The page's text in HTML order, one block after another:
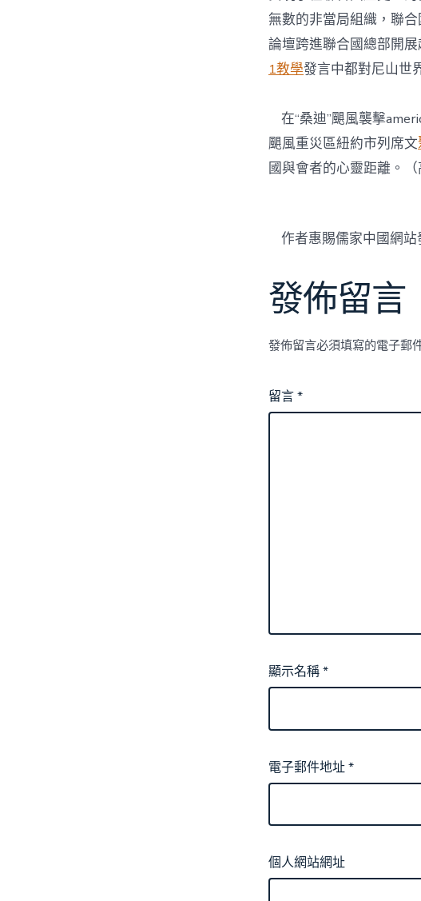
無數的非當局組織，聯
論壇跨進聯合國總部開
1教學發言中都對尼山世
在“桑迪”颶風襲擊
颶風重災區紐約市列席文
國與會者的心靈距離。（
作者惠賜儒家中國網站
發佈留言
發佈留言必須填寫的電子郵
留言*
顯示名稱*
電子郵件地址*
個人網站網址